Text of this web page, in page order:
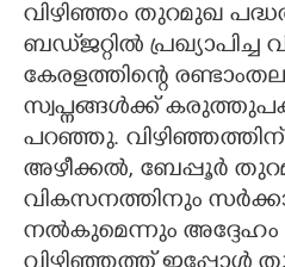
വിഴിഞ്ഞം തുറമുഖ
ബഡ്‌ജറ്റിൽ
കേരളത്തിന്റെ
സ്വപ്നങ്ങൾക്ക്
പറഞ്ഞു.
അഴീക്കൽ, ബേപ്പൂർ
വികസനത്തിനും
നൽകുമെന്നും അദ്ദേഹം